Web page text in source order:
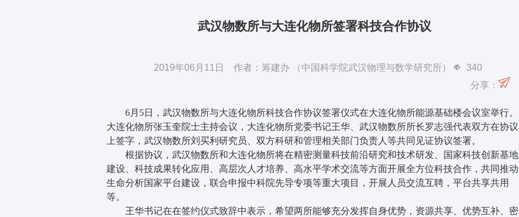
武汉物数所与大连化物所签署科技合作协议
2019年06月11日 作者：筹建办 （中国科学院武汉物理与数学研究所）
340
分享：
6月5日，武汉物数所与大连化物所科技合作协议签署仪式在大连化物所能源基础楼会议室举行。
大连化物所张玉奎院士主持会议，大连化物所党委书记王华、武汉物数所所长罗志强代表双方在协议
上签字，武汉物数所刘买利研究员、双方科研和管理相关部门负责人等共同见证协议签署。
根据协议，武汉物数所和大连化物所将在精密测量科技前沿研究和技术研发、国家科技创新基地
建设、科技成果转化应用、高层次人才培养、高水平学术交流等方面开展全方位科技合作，共同推动
生命分析国家平台建设，联合申报中科院先导专项等重大项目，开展人员交流互聘，平台共享共用
等。
王华书记在在签约仪式致辞中表示，希望两所能够充分发挥自身优势，资源共享、优势互补、密